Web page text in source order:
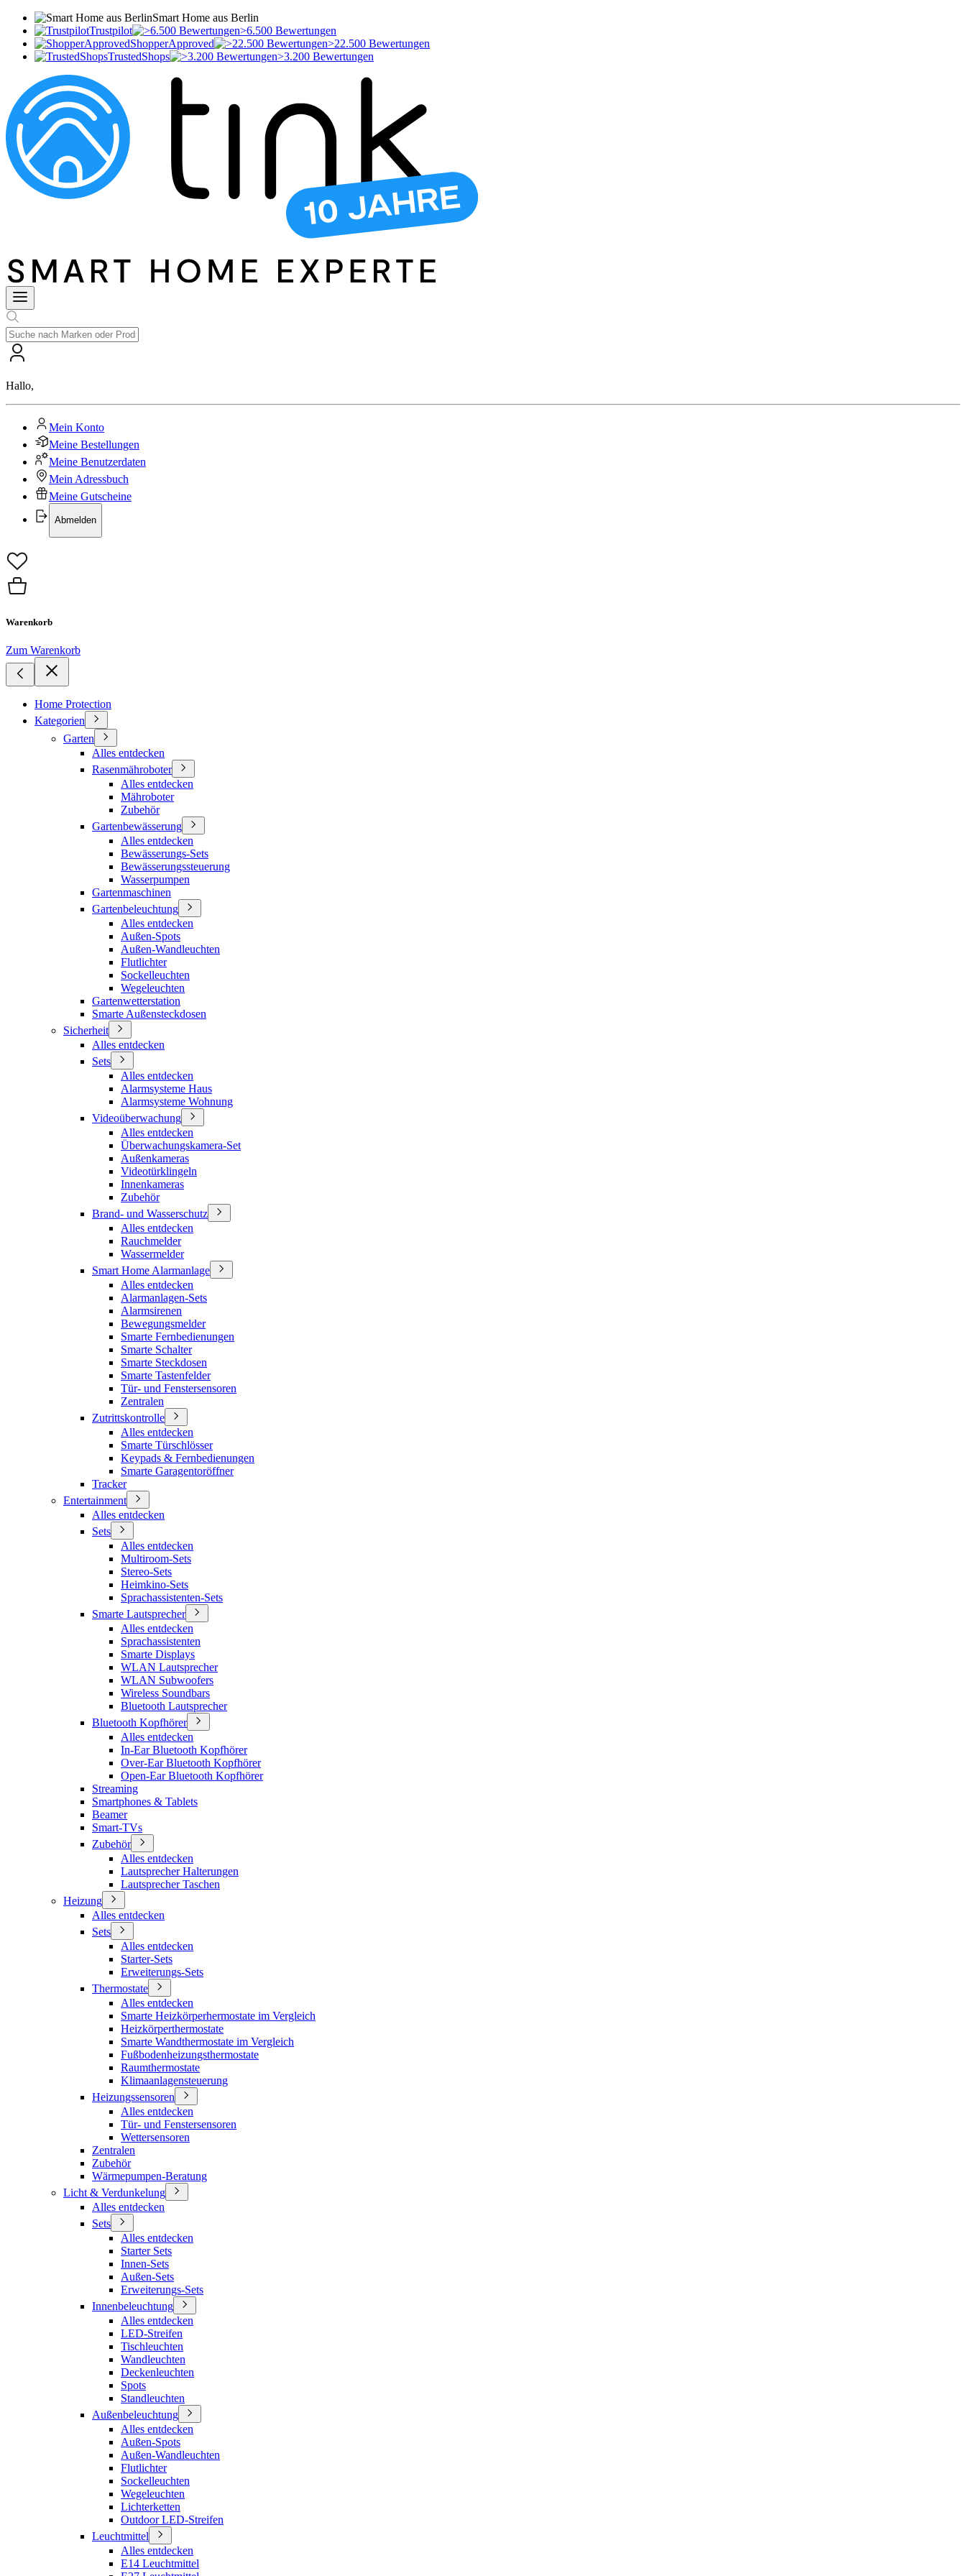
Smart Home aus Berlin
Trustpilot
>6.500 Bewertungen
ShopperApproved
>22.500 Bewertungen
TrustedShops
>3.200 Bewertungen
Hallo,
Mein Konto
Meine Bestellungen
Meine Benutzerdaten
Mein Adressbuch
Meine Gutscheine
Abmelden
Warenkorb
Zum Warenkorb
Home Protection
Kategorien
Garten
Alles entdecken
Rasenmähroboter
Alles entdecken
Mähroboter
Zubehör
Gartenbewässerung
Alles entdecken
Bewässerungs-Sets
Bewässerungssteuerung
Wasserpumpen
Gartenmaschinen
Gartenbeleuchtung
Alles entdecken
Außen-Spots
Außen-Wandleuchten
Flutlichter
Sockelleuchten
Wegeleuchten
Gartenwetterstation
Smarte Außensteckdosen
Sicherheit
Alles entdecken
Sets
Alles entdecken
Alarmsysteme Haus
Alarmsysteme Wohnung
Videoüberwachung
Alles entdecken
Überwachungskamera-Set
Außenkameras
Videotürklingeln
Innenkameras
Zubehör
Brand- und Wasserschutz
Alles entdecken
Rauchmelder
Wassermelder
Smart Home Alarmanlage
Alles entdecken
Alarmanlagen-Sets
Alarmsirenen
Bewegungsmelder
Smarte Fernbedienungen
Smarte Schalter
Smarte Steckdosen
Smarte Tastenfelder
Tür- und Fenstersensoren
Zentralen
Zutrittskontrolle
Alles entdecken
Smarte Türschlösser
Keypads & Fernbedienungen
Smarte Garagentoröffner
Tracker
Entertainment
Alles entdecken
Sets
Alles entdecken
Multiroom-Sets
Stereo-Sets
Heimkino-Sets
Sprachassistenten-Sets
Smarte Lautsprecher
Alles entdecken
Sprachassistenten
Smarte Displays
WLAN Lautsprecher
WLAN Subwoofers
Wireless Soundbars
Bluetooth Lautsprecher
Bluetooth Kopfhörer
Alles entdecken
In-Ear Bluetooth Kopfhörer
Over-Ear Bluetooth Kopfhörer
Open-Ear Bluetooth Kopfhörer
Streaming
Smartphones & Tablets
Beamer
Smart-TVs
Zubehör
Alles entdecken
Lautsprecher Halterungen
Lautsprecher Taschen
Heizung
Alles entdecken
Sets
Alles entdecken
Starter-Sets
Erweiterungs-Sets
Thermostate
Alles entdecken
Smarte Heizkörperhermostate im Vergleich
Heizkörperthermostate
Smarte Wandthermostate im Vergleich
Fußbodenheizungsthermostate
Raumthermostate
Klimaanlagensteuerung
Heizungssensoren
Alles entdecken
Tür- und Fenstersensoren
Wettersensoren
Zentralen
Zubehör
Wärmepumpen-Beratung
Licht & Verdunkelung
Alles entdecken
Sets
Alles entdecken
Starter Sets
Innen-Sets
Außen-Sets
Erweiterungs-Sets
Innenbeleuchtung
Alles entdecken
LED-Streifen
Tischleuchten
Wandleuchten
Deckenleuchten
Spots
Standleuchten
Außenbeleuchtung
Alles entdecken
Außen-Spots
Außen-Wandleuchten
Flutlichter
Sockelleuchten
Wegeleuchten
Lichterketten
Outdoor LED-Streifen
Leuchtmittel
Alles entdecken
E14 Leuchtmittel